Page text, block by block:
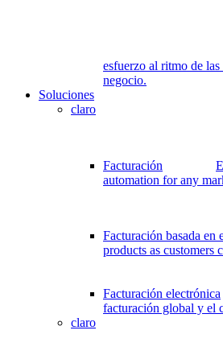
esfuerzo al ritmo de las
negocio.
Soluciones
claro
Facturación
automation for any
Facturación basada en
products as customers
Facturación electrónica
facturación global y el
claro